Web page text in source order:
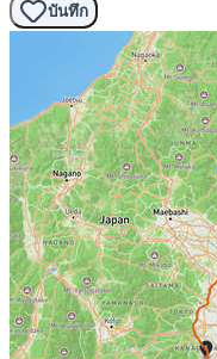
บันทึก